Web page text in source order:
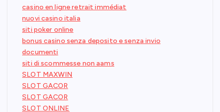
casino en ligne retrait immédiat
nuovi casino italia
siti poker online
bonus casino senza deposito e senza invio
documenti
siti di scommesse non aams
SLOT MAXWIN
SLOT GACOR
SLOT GACOR
SLOT ONLINE